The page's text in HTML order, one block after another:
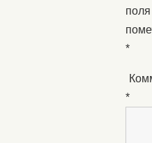
поля
*
*